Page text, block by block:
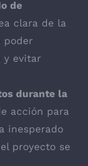
de
clara de la
poder
y evitar
durante la
acción para
inesperado
proyecto se